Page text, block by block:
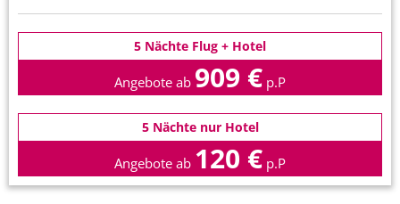
5 Nächte Flug + Hotel
Angebote ab 909 € p.P
5 Nächte nur Hotel
Angebote ab 120 € p.P